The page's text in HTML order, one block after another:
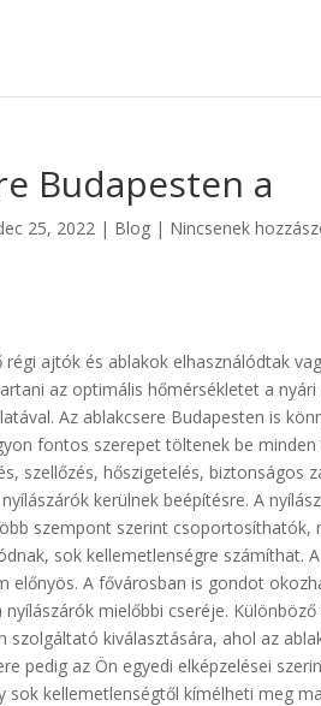
Budapesten a
25, 2022 | Blog | Nincsenek
régi ajtók és ablakok elhasználódtak
az optimális hőmérsékletet a
Az ablakcsere Budapesten is
fontos szerepet töltenek be
szellőzés, hőszigetelés,
kerülnek beépítésre. A
szempont szerint csoportosíthatók,
sok kellemetlenségre
előnyös. A fővárosban is gondot
nyílászárók mielőbbi cseréje.
szolgáltató kiválasztására, ahol az
pedig az Ön egyedi elképzelései
sok kellemetlenségtől kímélheti meg